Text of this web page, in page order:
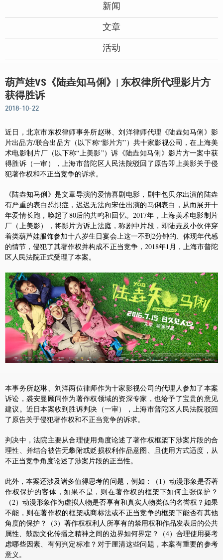
新闻
文章
活动
葫芦娃VS《陆垚知马俐》| 东权律所代理影片方
获得胜诉
2018-10-22
近日，北京市东权律师事务所赵琳、刘洋律师代理《陆垚知马俐》影
片出品方/联合出品方（以下称“影片方”）共十家影视公司，在上海美
术电影制片厂（以下称“上美影”）诉《陆垚知马俐》影片方一案中获
得胜诉（一审），上海市普陀区人民法院驳回了原告即上美影关于侵
犯著作权和不正当竞争的诉求。
《陆垚知马俐》是文章导演的爱情喜剧电影，剧中包贝尔出演的陆垚
有严重的表白恐惧症，迟迟无法向宋佳出演的马俐表白，从而展开十
年爱情长跑，唤起了80后的共鸣和回忆。2017年，上海美术电影制片
厂（上美影），将影片方诉上法庭，称剧中片段，即陆垚及小伙伴穿
着类葫芦娃服饰参加十八岁生日宴会上这一不到2分钟的、体现年代感
的情节，侵犯了其著作权并构成不正当竞争，2018年1月，上海市普陀
区人民法院正式受理了本案。
本事务所赵琳、刘洋两位律师作为十家影视公司的代理人参加了本案
诉讼，裘安曼顾问作为著作权领域的资深专家，也给予了宝贵的意见
建议。近日本案收到胜诉判决（一审），上海市普陀区人民法院驳回
了原告关于侵犯著作权和不正当竞争的诉求。
判决中，法院主要从合理使用角度论述了著作权框架下涉案片段的合
理性、并结合被告无攀附或贬损权利作品意图、且使用方式适度，从
不正当竞争角度论述了涉案片段的正当性。
此外，本案还涉及诸多值得思考的问题，例如：（1）动漫形象是否著
作权保护的客体，如果不是，则在著作权的框架下如何主张保护？
（2）动漫形象作为虚拟人物是否享有和真实人物类似的名誉权？如果
不能，则在著作权的框架或商标法或不正当竞争的框架下能否有其他
角度的保护？（3）著作权权利人所享有的禁用权和作品发表后的公共
属性、鼓励文化传播之精神之间的边界如何界定？（4）合理使用要考
虑哪些因素、有何判定标准？对于厘清这些问题，本案有重要的参考
意义。